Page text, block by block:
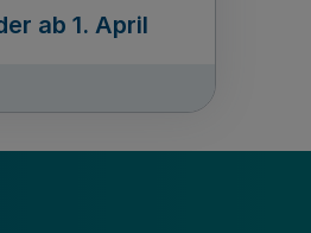
ab 1. April